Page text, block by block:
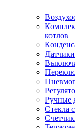
котлов
Ручные
Стекла